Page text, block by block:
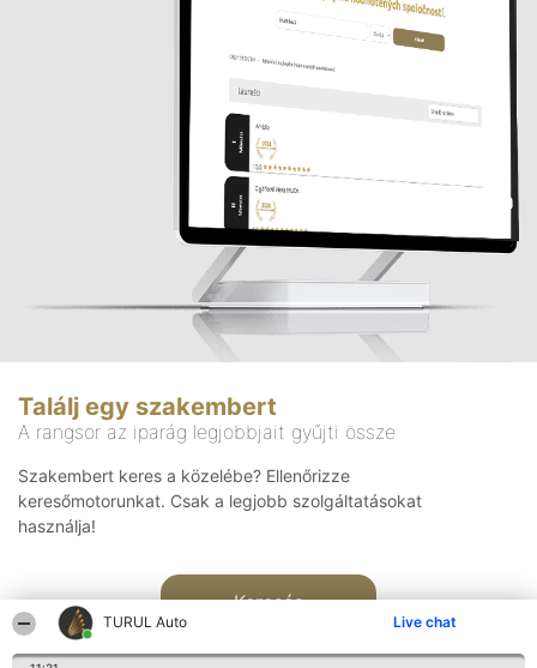
TURUL Auto Live chat
Találj egy szakembert
A rangsor az iparág legjobbjait gyűjti össze
Szakembert keres a közelébe? Ellenőrizze
keresőmotorunkat. Csak a legjobb szolgáltatásokat
használja!
Keresés